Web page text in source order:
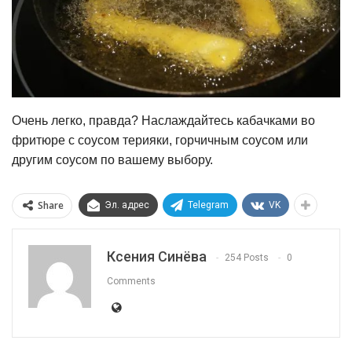
Очень легко, правда? Наслаждайтесь кабачками во
фритюре с соусом терияки, горчичным соусом или
другим соусом по вашему выбору.
Share Эл. адрес Telegram VK
Ксения Синёва 254 Posts 0
Comments